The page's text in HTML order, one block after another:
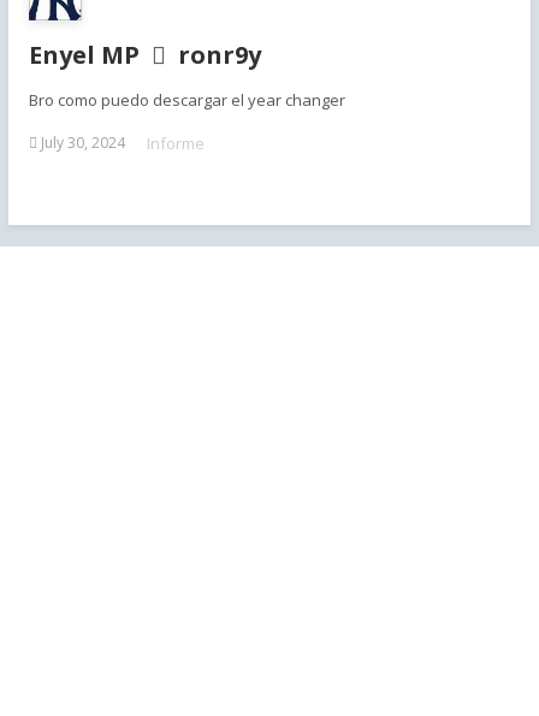
Enyel MP ronr9y
Bro como puedo descargar el year changer
July 30, 2024 Informe